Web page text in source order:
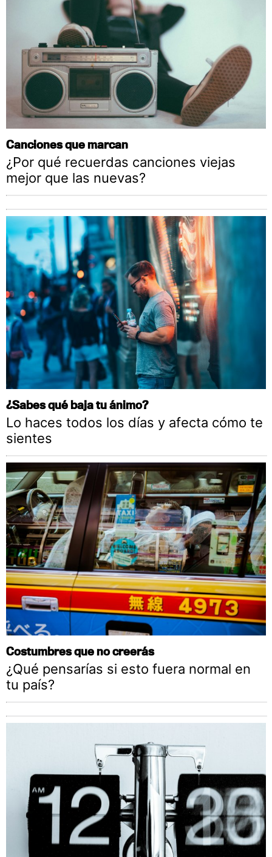
Canciones que marcan
¿Por qué recuerdas canciones viejas
mejor que las nuevas?
¿Sabes qué baja tu ánimo?
Lo haces todos los días y afecta cómo te
sientes
Costumbres que no creerás
¿Qué pensarías si esto fuera normal en
tu país?